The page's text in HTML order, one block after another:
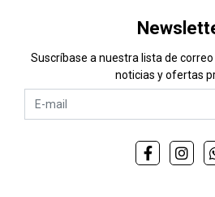
Suscríbase a nuestra lista de
noticias y ofertas